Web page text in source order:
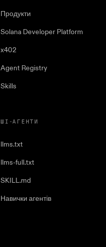
Продукти
Solana Developer Platform
x402
Agent Registry
Skills
ШІ-АГЕНТИ
llms.txt
llms-full.txt
SKILL.md
Навички агентів